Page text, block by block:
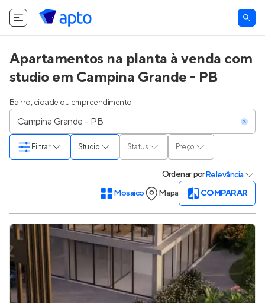
Apartamentos na planta à venda com
studio em Campina Grande - PB
Bairro, cidade ou empreendimento
Studio Status Preço
Filtrar
OrdenarporRelevância
Mosaico
Mapa COMPARAR